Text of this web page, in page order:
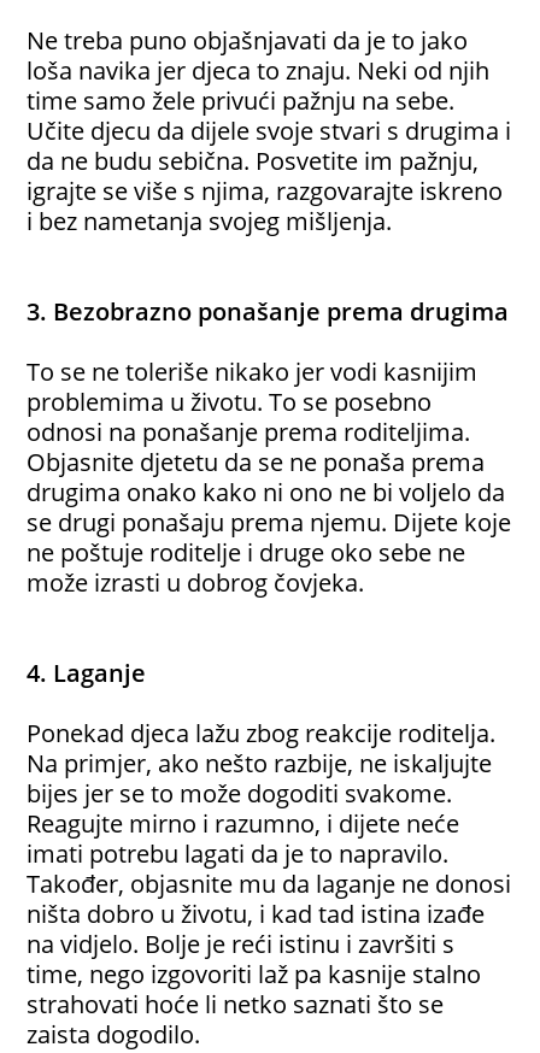
Ne treba puno objašnjavati da je to jako
loša navika jer djeca to znaju. Neki od njih
time samo žele privući pažnju na sebe.
Učite djecu da dijele svoje stvari s drugima i
da ne budu sebična. Posvetite im pažnju,
igrajte se više s njima, razgovarajte iskreno
i bez nametanja svojeg mišljenja.
3. Bezobrazno ponašanje prema drugima
To se ne toleriše nikako jer vodi kasnijim
problemima u životu. To se posebno
odnosi na ponašanje prema roditeljima.
Objasnite djetetu da se ne ponaša prema
drugima onako kako ni ono ne bi voljelo da
se drugi ponašaju prema njemu. Dijete koje
ne poštuje roditelje i druge oko sebe ne
može izrasti u dobrog čovjeka.
4. Laganje
Ponekad djeca lažu zbog reakcije roditelja.
Na primjer, ako nešto razbije, ne iskaljujte
bijes jer se to može dogoditi svakome.
Reagujte mirno i razumno, i dijete neće
imati potrebu lagati da je to napravilo.
Također, objasnite mu da laganje ne donosi
ništa dobro u životu, i kad tad istina izađe
na vidjelo. Bolje je reći istinu i završiti s
time, nego izgovoriti laž pa kasnije stalno
strahovati hoće li netko saznati što se
zaista dogodilo.